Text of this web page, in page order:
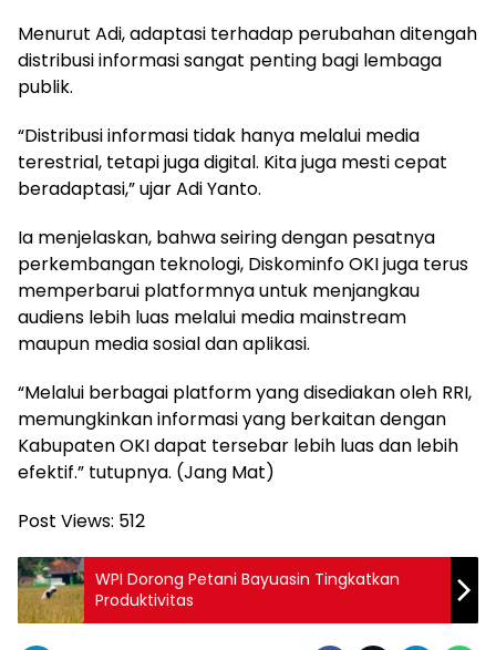
Menurut Adi, adaptasi terhadap perubahan ditengah
distribusi informasi sangat penting bagi lembaga
publik.
“Distribusi informasi tidak hanya melalui media
terestrial, tetapi juga digital. Kita juga mesti cepat
beradaptasi,” ujar Adi Yanto.
Ia menjelaskan, bahwa seiring dengan pesatnya
perkembangan teknologi, Diskominfo OKI juga terus
memperbarui platformnya untuk menjangkau
audiens lebih luas melalui media mainstream
maupun media sosial dan aplikasi.
“Melalui berbagai platform yang disediakan oleh RRI,
memungkinkan informasi yang berkaitan dengan
Kabupaten OKI dapat tersebar lebih luas dan lebih
efektif.” tutupnya. (Jang Mat)
Post Views: 512
WPI Dorong Petani Bayuasin Tingkatkan
Produktivitas